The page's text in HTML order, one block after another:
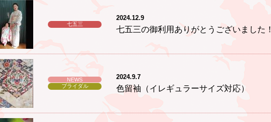
七五三
2024.12.9
七五三の御利用ありがとうございました！
NEWS
ブライダル
2024.9.7
色留袖（イレギュラーサイズ対応）